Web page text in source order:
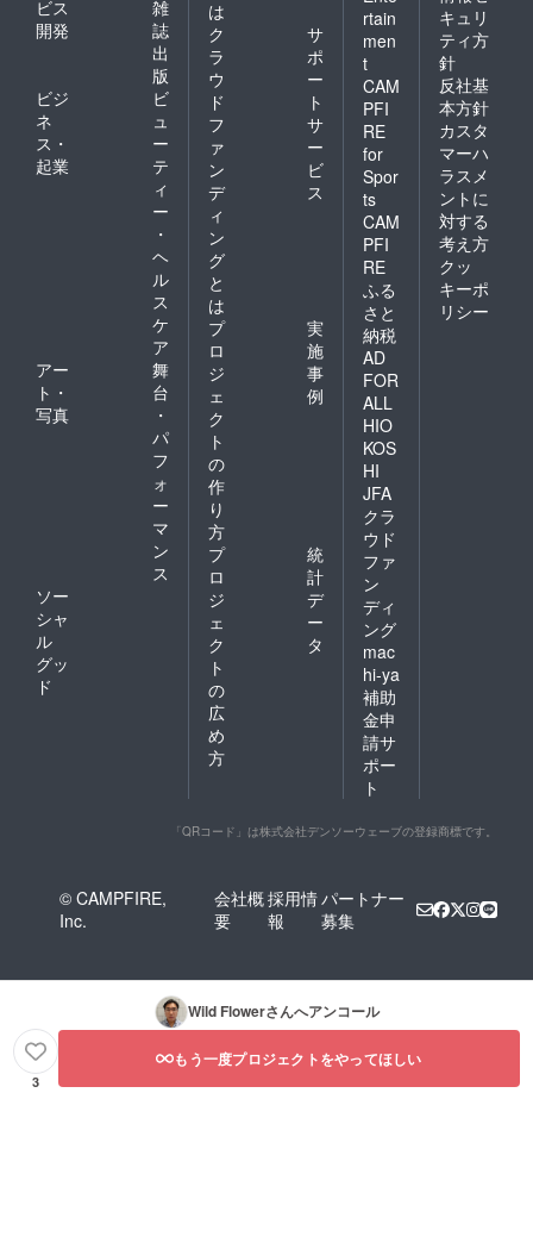
ビス
開発
雑
誌
出
版
ビジ
ネ
ス・
起業
ビ
ュ
ー
テ
ィ
ー
・
ヘ
ル
ス
ケ
ア
アー
ト・
写真
舞
台
・
パ
フ
ォ
ー
マ
ン
ス
ソー
シャ
ル
グッ
ド
は
ク
ラ
ウ
ド
フ
ァ
ン
デ
ィ
ン
グ
と
は
サ
ポ
ー
ト
サ
ー
ビ
ス
プ
ロ
ジ
ェ
ク
ト
の
作
り
方
実
施
事
例
プ
ロ
ジ
ェ
ク
ト
の
広
め
方
統
計
デ
ー
タ
rtain
men
t
CAM
PFI
RE
for
Spor
ts
CAM
PFI
RE
ふる
さと
納税
AD
FOR
ALL
HIO
KOS
HI
JFA
クラ
ウド
ファ
ン
ディ
ング
mac
hi-ya
補助
金申
請サ
ポー
ト
キュリ
ティ方
針
反社基
本方針
カスタ
マーハ
ラスメ
ントに
対する
考え方
クッ
キーポ
リシー
「QRコード」は株式会社デンソーウェーブの登録商標です。
© CAMPFIRE,
Inc.
会社概
要
採用情
報
パートナー
募集
Wild Flowerさんへアンコール
3
もう一度プロジェクトをやってほしい